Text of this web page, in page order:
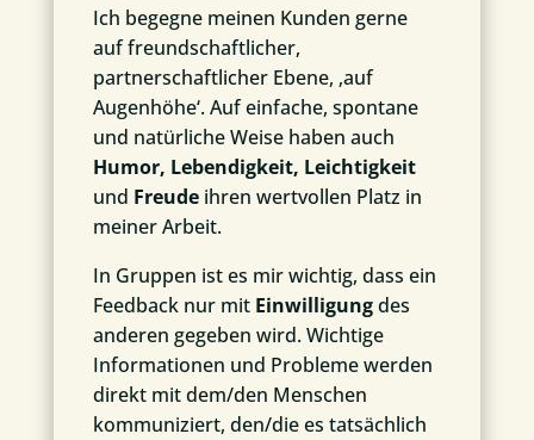
Ich begegne meinen Kunden gerne
auf freundschaftlicher,
partnerschaftlicher Ebene, ‚auf
Augenhöhe‘. Auf einfache, spontane
und natürliche Weise haben auch
Humor, Lebendigkeit, Leichtigkeit
und Freudeihren wertvollen Platz in
meiner Arbeit.
In Gruppen ist es mir wichtig, dass ein
Feedback nur mit Einwilligungdes
anderen gegeben wird. Wichtige
Informationen und Probleme werden
direkt mit dem/den Menschen
kommuniziert, den/die es tatsächlich